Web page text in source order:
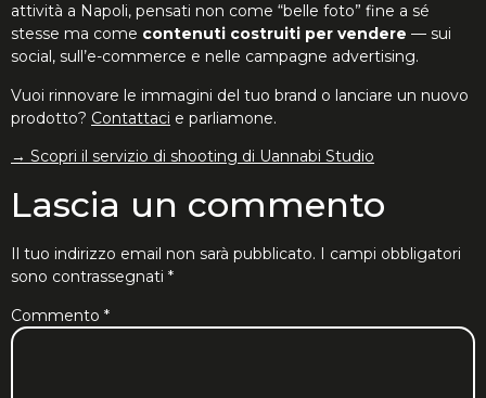
attività a Napoli, pensati non come “belle foto” fine a sé
stesse ma come contenuti costruiti per vendere — sui
social, sull’e-commerce e nelle campagne advertising.
Vuoi rinnovare le immagini del tuo brand o lanciare un nuovo
prodotto? Contattaci e parliamone.
→ Scopri il servizio di shooting di Uannabi Studio
Lascia un commento
Il tuo indirizzo email non sarà pubblicato. I campi obbligatori
sono contrassegnati *
Commento *